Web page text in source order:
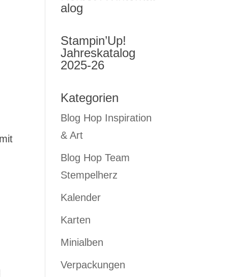
alog
Stampin’Up!
Jahreskatalog
2025-26
Kategorien
Blog Hop Inspiration
& Art
Blog Hop Team
Stempelherz
Kalender
Karten
Minialben
Verpackungen